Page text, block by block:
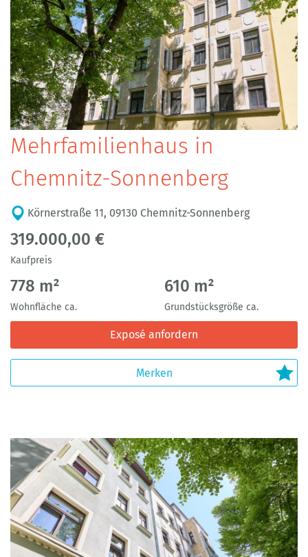
Mehrfamilienhaus in
Chemnitz-Sonnenberg
Körnerstraße 11, 09130 Chemnitz-Sonnenberg
319.000,00 €
Kaufpreis
778 m²
Wohnfläche ca.
610 m²
Grundstücksgröße ca.
Exposé anfordern